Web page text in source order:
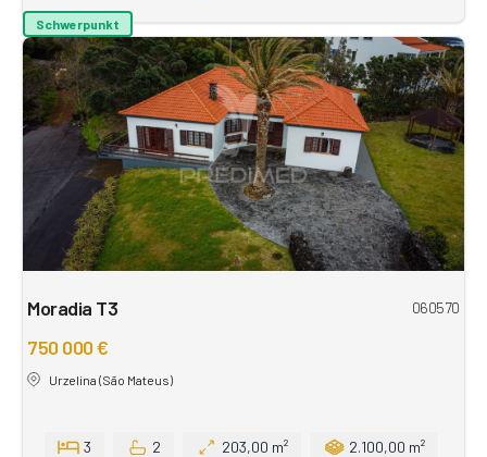
Schwerpunkt
Moradia T3 060570
750 000 €
Urzelina (São Mateus)
3 2 203,00 m² 2.100,00 m²